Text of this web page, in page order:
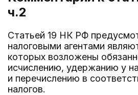
ч.2
Статьей 19 НК РФ
налоговыми агентами
которых возложены
исчислению, удержанию у
и перечислению в
налогов.